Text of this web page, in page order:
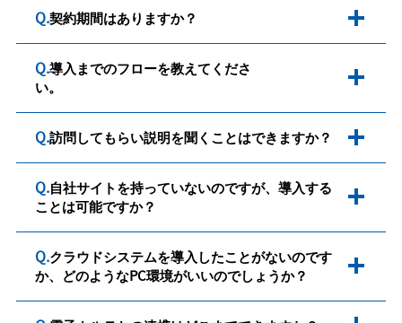
Q.契約期間はありますか？
Q.導入までのフローを教えてくださ
い
Q.訪問してもらい説明を聞くことはできますか？
Q.自社サイトを持っていないのですが、導入する
ことは可能ですか？
Q.クラウドシステムを導入したことがないのです
か、どのようなPC環境がいいのでしょうか？